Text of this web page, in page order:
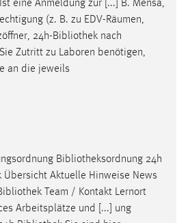
eine Anmeldung zur [...] B. Mensa,
(z. B. zu EDV-Räumen,
24h-Bibliothek nach
Zutritt zu Laboren benötigen,
an die jeweils
Bibliotheksordnung 24h
Übersicht Aktuelle Hinweise News
Team / Kontakt Lernort
Arbeitsplätze und [...] ung